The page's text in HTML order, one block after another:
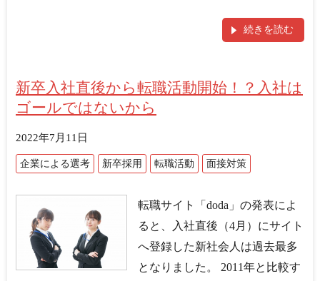
続きを読む
新卒入社直後から転職活動開始！？入社は
ゴールではないから
2022年7月11日
企業による選考 新卒採用 転職活動 面接対策
転職サイト「doda」の発表によ
ると、入社直後（4月）にサイト
へ登録した新社会人は過去最多
となりました。 2011年と比較す